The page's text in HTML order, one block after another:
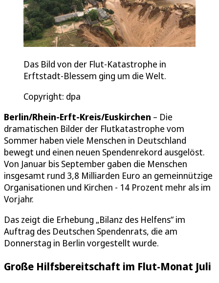
Das Bild von der Flut-Katastrophe in
Erftstadt-Blessem ging um die Welt.
Copyright: dpa
Berlin/Rhein-Erft-Kreis/Euskirchen – Die
dramatischen Bilder der Flutkatastrophe vom
Sommer haben viele Menschen in Deutschland
bewegt und einen neuen Spendenrekord ausgelöst.
Von Januar bis September gaben die Menschen
insgesamt rund 3,8 Milliarden Euro an gemeinnützige
Organisationen und Kirchen - 14 Prozent mehr als im
Vorjahr.
Das zeigt die Erhebung „Bilanz des Helfens“ im
Auftrag des Deutschen Spendenrats, die am
Donnerstag in Berlin vorgestellt wurde.
Große Hilfsbereitschaft im Flut-Monat Juli